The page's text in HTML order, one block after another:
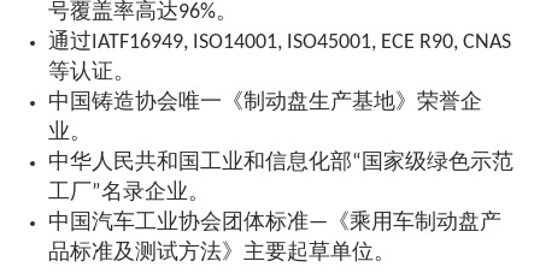
号覆盖率高达96%。
通过IATF16949, ISO14001, ISO45001, ECE R90, CNAS
等认证。
中国铸造协会唯一《制动盘生产基地》荣誉企
业。
中华人民共和国工业和信息化部“国家级绿色示范
工厂”名录企业。
中国汽车工业协会团体标准—《乘用车制动盘产
品标准及测试方法》主要起草单位。